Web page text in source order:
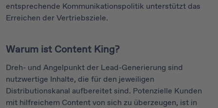
entsprechende Kommunikationspolitik unterstützt das
Erreichen der Vertriebsziele.
Warum ist Content King?
Dreh- und Angelpunkt der Lead-Generierung sind
nutzwertige Inhalte, die für den jeweiligen
Distributionskanal aufbereitet sind. Potenzielle Kunden
mit hilfreichem Content von sich zu überzeugen, ist in